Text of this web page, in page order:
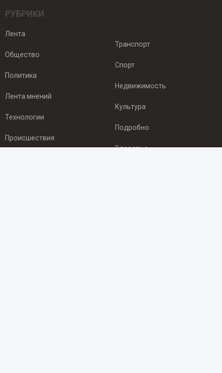
РУБРИКИ
Лента
Общество
Политика
Лента мнений
Технологии
Происшествия
Транспорт
Спорт
Недвижимость
Культура
Подробно
Здоровье